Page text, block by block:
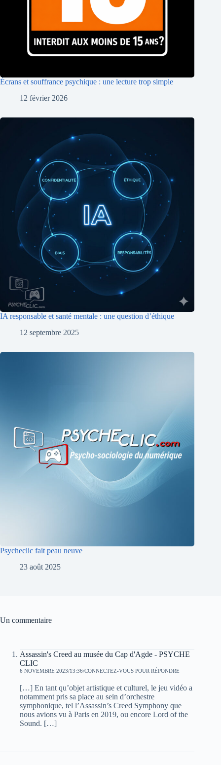
Écrans et souffrance psychique : une lecture trop simple
12 février 2026
IA responsable et santé mentale : une question d’éthique
12 septembre 2025
Psycheclic fait peau neuve
23 août 2025
Un commentaire
Assassin's Creed au musée du Cap d'Agde - PSYCHE
CLIC
6 NOVEMBRE 2023/13:36 CONNECTEZ-VOUS POUR RÉPONDRE
[…] En tant qu’objet artistique et culturel, le jeu vidéo a
notamment pris sa place au sein d’orchestre
symphonique, tel l’Assassin’s Creed Symphony que
nous avions vu à Paris en 2019, ou encore Lord of the
Sound. […]